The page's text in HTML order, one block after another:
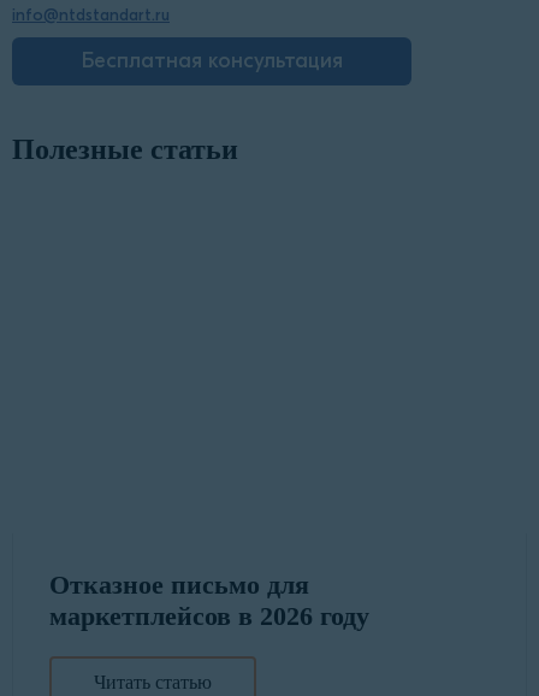
info@ntdstandart.ru
Бесплатная консультация
Полезные статьи
Отказное письмо для
маркетплейсов в 2026 году
Читать статью